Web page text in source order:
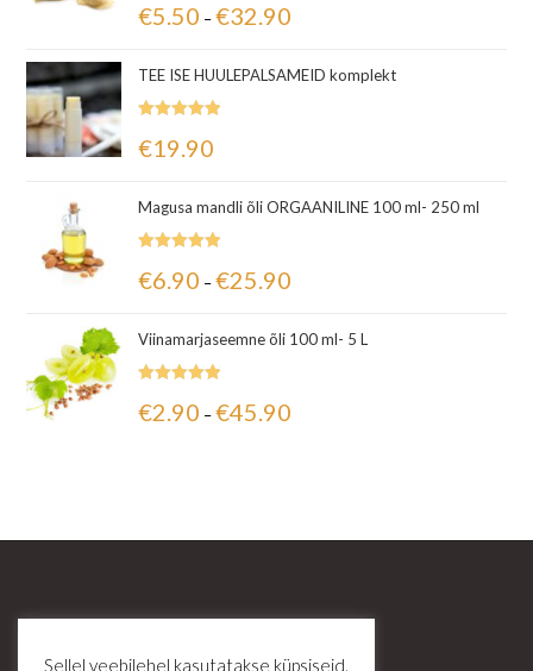
5.00 / 5
€5.50 – €32.90
TEE ISE HUULEPALSAMEID komplekt
5.00 / 5
€19.90
Magusa mandli õli ORGAANILINE 100 ml- 250 ml
5.00/ 5
€6.90 – €25.90
Viinamarjaseemne õli 100 ml- 5 L
5.00 / 5
€2.90 – €45.90
Sellel veebilehel kasutatakse küpsiseid.